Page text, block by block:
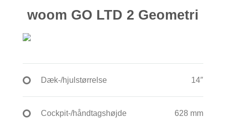
woom GO LTD 2 Geometri
Dæk-/hjulstørrelse 14″
Cockpit-/håndtagshøjde 628 mm